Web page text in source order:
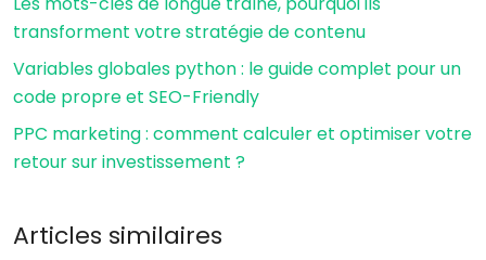
transforment votre stratégie de contenu
Variables globales python : le guide complet pour un
code propre et SEO-Friendly
PPC marketing : comment calculer et optimiser votre
retour sur investissement ?
Articles similaires